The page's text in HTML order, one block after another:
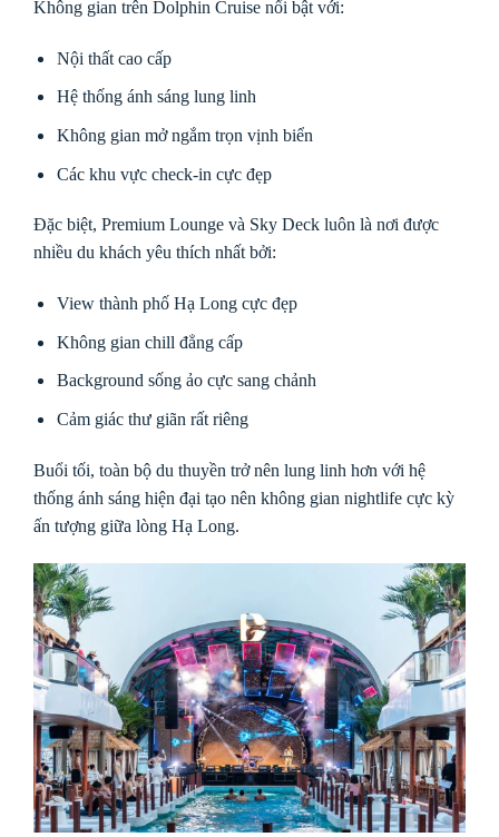
Không gian trên Dolphin Cruise nổi bật với:
Nội thất cao cấp
Hệ thống ánh sáng lung linh
Không gian mở ngắm trọn vịnh biển
Các khu vực check-in cực đẹp
Đặc biệt, Premium Lounge và Sky Deck luôn là nơi được
nhiều du khách yêu thích nhất bởi:
View thành phố Hạ Long cực đẹp
Không gian chill đẳng cấp
Background sống ảo cực sang chảnh
Cảm giác thư giãn rất riêng
Buổi tối, toàn bộ du thuyền trở nên lung linh hơn với hệ
thống ánh sáng hiện đại tạo nên không gian nightlife cực kỳ
ấn tượng giữa lòng Hạ Long.